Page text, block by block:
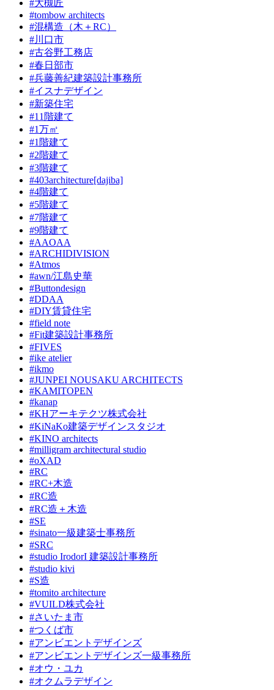
#大槻匠
#tombow architects
#混構造（木＋RC）
#川口市
#古谷野工務店
#春日部市
#兵藤善紀建築設計事務所
#イスナデザイン
#新築住宅
#11階建て
#1万㎡
#1階建て
#2階建て
#3階建て
#403architecture[dajiba]
#4階建て
#5階建て
#7階建て
#9階建て
#AAOAA
#ARCHIDIVISION
#Atmos
#awn/江島史華
#Buttondesign
#DDAA
#DIY賃貸住宅
#field note
#Fit建築設計事務所
#FIVES
#ike atelier
#ikmo
#JUNPEI NOUSAKU ARCHITECTS
#KAMITOPEN
#kanap
#KHアーキテクツ株式会社
#KiNaKo建築デザインスタジオ
#KINO architects
#milligram architectural studio
#oXAD
#RC
#RC+木造
#RC造
#RC造＋木造
#SE
#sinato一級建築士事務所
#SRC
#studio IrodorI 建築設計事務所
#studio kivi
#S造
#tomito architecture
#VUILD株式会社
#さいたま市
#つくば市
#アンビエントデザインズ
#アンビエントデザインズ一級事務所
#オウ・ユカ
#オクムラデザイン